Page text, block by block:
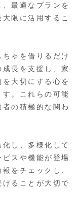
最適なプランを
限に活用するこ
ゃを借りるだけ
長を支援し、家
大切にする心を
。これらの可能
の積極的な関わ
し、多様化して
スや機能が登場
をチェックし、
ることが大切で